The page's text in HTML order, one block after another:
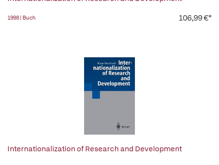
1998 | Buch 106,99 €*
Internationalization of Research and Development